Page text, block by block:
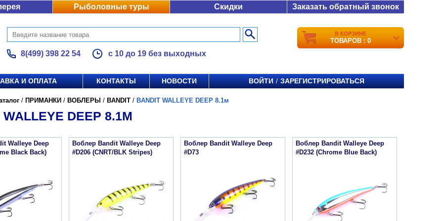
Рыболовные туры Скидки Заказать обратный звонок
8(499) 398 22 54 с 10 до 19 без выходных
В КОРЗИНЕ
ТОВАРОВ : 0
И ОПЛАТА КОНТАКТЫ НОВОСТИ ВОЙТИ / ЗАРЕГИСТРИРОВАТЬСЯ
/ ПРИМАНКИ / ВОБЛЕРЫ / BANDIT / BANDIT WALLEYE DEEP 8.1м
WALLEYE DEEP 8.1М
Walleye Deep
Black Back)
Воблер Bandit Walleye Deep
#D206 (CNRT/BLK Stripes)
Воблер Bandit Walleye Deep
#D73
Воблер Bandit Walleye Deep
#D232 (Chrome Blue Back)